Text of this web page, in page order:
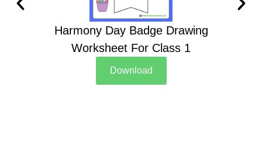
Harmony Day Badge Drawing
Worksheet For Class 1
Download